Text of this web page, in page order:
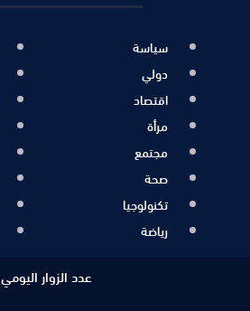
سياسة
دولي
اقتصاد
مرأة
مجتمع
صحة
تكنولوجيا
رياضة
عدد الزوار اليومي